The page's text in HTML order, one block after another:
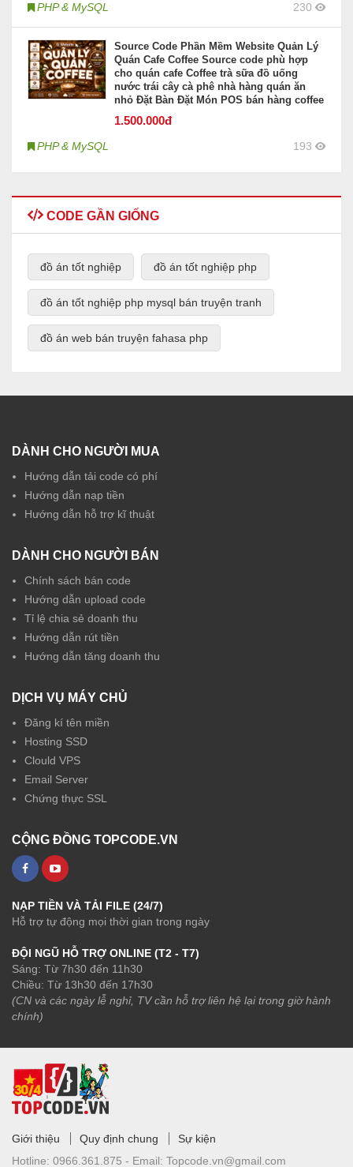
PHP & MySQL 230
Source Code Phần Mềm Website Quản Lý
Quán Cafe Coffee Source code phù hợp
cho quán cafe Coffee trà sữa đồ uống
nước trái cây cà phê nhà hàng quán ăn
nhỏ Đặt Bàn Đặt Món POS bán hàng coffee
1.500.000đ
PHP & MySQL 193
CODE GẦN GIỐNG
đồ án tốt nghiệp đồ án tốt nghiệp php
đồ án tốt nghiệp php mysql bán truyện tranh
đồ án web bán truyện fahasa php
DÀNH CHO NGƯỜI MUA
Hướng dẫn tải code có phí
Hướng dẫn nạp tiền
Hướng dẫn hỗ trợ kĩ thuật
DÀNH CHO NGƯỜI BÁN
Chính sách bán code
Hướng dẫn upload code
Tỉ lệ chia sẻ doanh thu
Hướng dẫn rút tiền
Hướng dẫn tăng doanh thu
DỊCH VỤ MÁY CHỦ
Đăng kí tên miền
Hosting SSD
Clould VPS
Email Server
Chứng thực SSL
CỘNG ĐỒNG TOPCODE.VN
NẠP TIỀN VÀ TẢI FILE (24/7)
Hỗ trợ tự động mọi thời gian trong ngày
ĐỘI NGŨ HỖ TRỢ ONLINE (T2 - T7)
Sáng: Từ 7h30 đến 11h30
Chiều: Từ 13h30 đến 17h30
(CN và các ngày lễ nghỉ, TV cần hỗ trợ liên hệ lại trong giờ hành
chính)
Giới thiệu Quy định chung
Sự kiện
Hotline: 0966.361.875 - Email: Topcode.vn@gmail.com